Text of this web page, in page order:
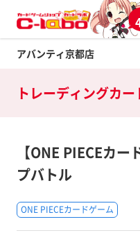
アバンティ京都店
Twitter
トレーディングカ
【ONE PIECEカ
プバトル
ONE PIECEカードゲーム